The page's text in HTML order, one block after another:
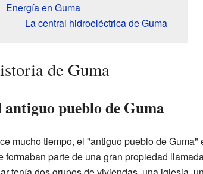
Energía en Guma
La central hidroeléctrica de Guma
de Guma
antiguo pueblo de Guma
mucho tiempo, el "antiguo pueblo de Guma"
formaban parte de una gran propiedad